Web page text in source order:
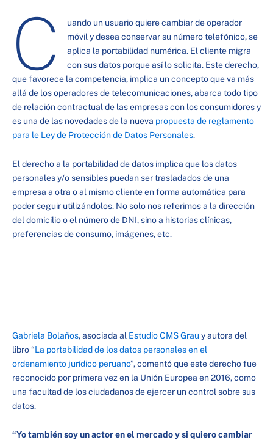
C
uando un usuario quiere cambiar de operador
móvil y desea conservar su número telefónico, se
aplica la portabilidad numérica. El cliente migra
con sus datos porque así lo solicita. Este derecho,
que favorece la competencia, implica un concepto que va más
allá de los operadores de telecomunicaciones, abarca todo tipo
de relación contractual de las empresas con los consumidores y
es una de las novedades de la nueva propuesta de reglamento
para le Ley de Protección de Datos Personales.
El derecho a la portabilidad de datos implica que los datos
personales y/o sensibles puedan ser trasladados de una
empresa a otra o al mismo cliente en forma automática para
poder seguir utilizándolos. No solo nos referimos a la dirección
del domicilio o el número de DNI, sino a historias clínicas,
preferencias de consumo, imágenes, etc.
Gabriela Bolaños, asociada al Estudio CMS Grau y autora del
libro “La portabilidad de los datos personales en el
ordenamiento jurídico peruano”, comentó que este derecho fue
reconocido por primera vez en la Unión Europea en 2016, como
una facultad de los ciudadanos de ejercer un control sobre sus
datos.
“Yo también soy un actor en el mercado y si quiero cambiar